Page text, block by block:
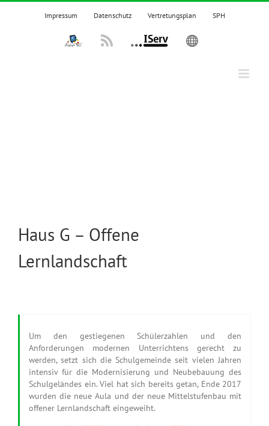
Zum
Impressum Datenschutz Vertretungsplan SPH
IPadsTKSRss IServ English
Haus G – Offene
Lernlandschaft
Um den gestiegenen Schülerzahlen und den
Anforderungen modernen Unterrichtens gerecht zu
werden, setzt sich die Schulgemeinde seit vielen Jahren
intensiv für die Modernisierung und Neubebauung des
Schulgeländes ein. Viel hat sich bereits getan, Ende 2017
wurden die neue Aula und der neue Mittelstufenbau mit
offener Lernlandschaft eingeweiht.